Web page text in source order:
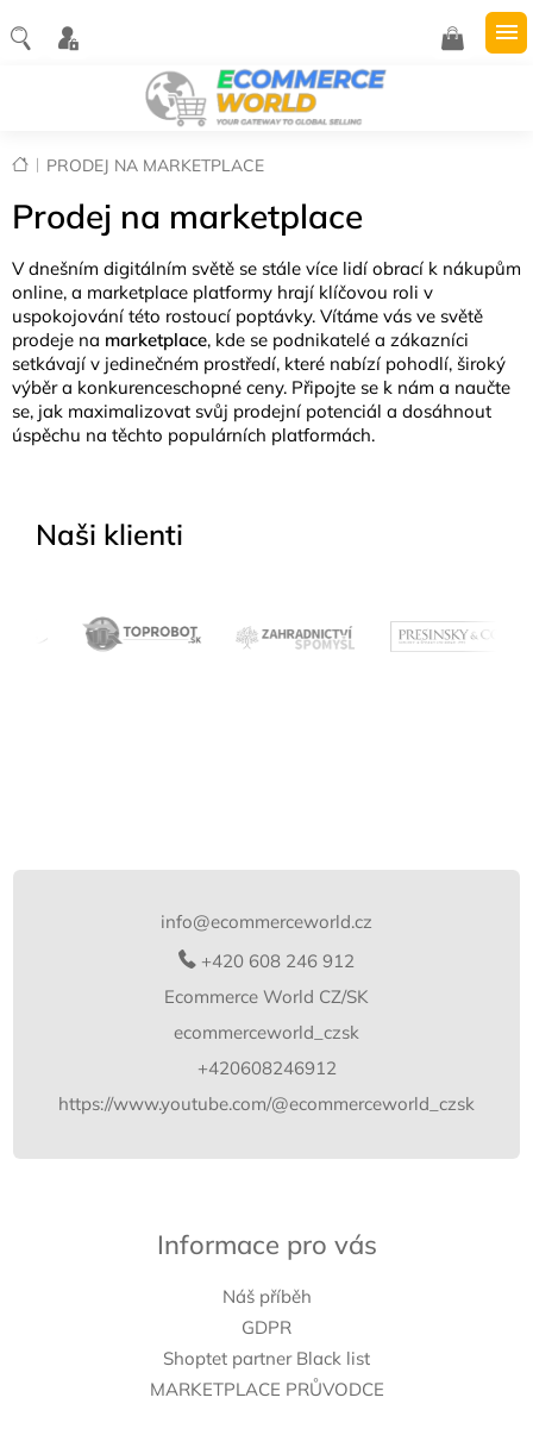
na
obsah
NÁKUPNÍ
Domů
PRODEJ NA MARKETPLACE
Prodej na marketplace
V dnešním digitálním světě se stále více lidí obrací k nákupům
online, a marketplace platformy hrají klíčovou roli v
uspokojování této rostoucí poptávky. Vítáme vás ve světě
prodeje na marketplace, kde se podnikatelé a zákazníci
setkávají v jedinečném prostředí, které nabízí pohodlí, široký
výběr a konkurenceschopné ceny. Připojte se k nám a naučte
se, jak maximalizovat svůj prodejní potenciál a dosáhnout
úspěchu na těchto populárních platformách.
Naši klienti
info@ecommerceworld.cz
+420 608 246 912
Ecommerce World CZ/SK
ecommerceworld_czsk
+420608246912
https://www.youtube.com/@ecommerceworld_czsk
Informace pro vás
Náš příběh
GDPR
Shoptet partner Black list
MARKETPLACE PRŮVODCE